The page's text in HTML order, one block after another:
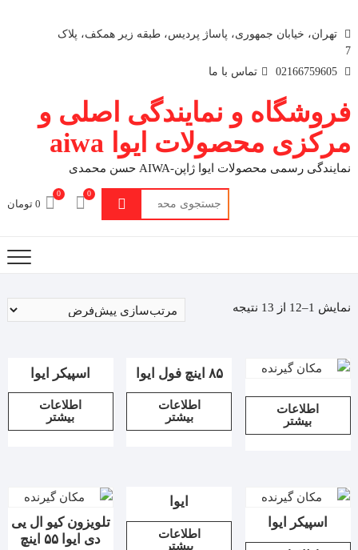
تهران، خیابان جمهوری، پاساژ پردیس، طبقه زیر همکف، پلاک
7
تماس با ما
فروشگاه و نمایندگی اصلی و
مرکزی محصولات ایوا aiwa
نمایندگی رسمی محصولات ایوا ژاپن-AIWA حسن محمدی
جستجو
برای:
0
0 تومان
0
نمایش 1–12 از 13 نتیجه
اطلاعات
بیشتر
۸۵ اینچ فول ایوا
اطلاعات
بیشتر
اسپیکر ایوا
اطلاعات
بیشتر
اسپیکر ایوا
ایوا
اطلاعات
بیشتر
تلویزون کیو ال یی
دی ایوا ۵۵ اینچ